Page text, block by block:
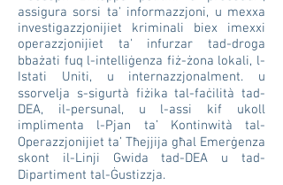
assigura sorsi ta' informazzjoni, u mexxa
investigazzjonijiet kriminali biex imexxi
operazzjonijiet ta' infurzar tad-droga
bbażati fuq l-intelliġenza fiż-żona lokali, l-
Istati Uniti, u internazzjonalment. u
ssorvelja s-sigurtà fiżika tal-faċilità tad-
DEA, il-persunal, u l-assi kif ukoll
implimenta l-Pjan ta’ Kontinwità tal-
Operazzjonijiet ta’ Tħejjija għal Emerġenza
skont il-Linji Gwida tad-DEA u tad-
Dipartiment tal-Ġustizzja.